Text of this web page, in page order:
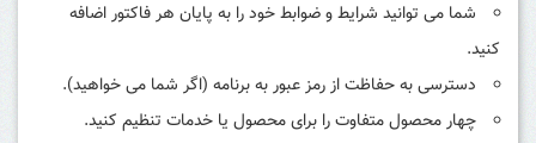
شما می توانید شرایط و ضوابط خود را به پایان هر فاکتور اضافه
کنید.
دسترسی به حفاظت از رمز عبور به برنامه (اگر شما می خواهید).
چهار محصول متفاوت را برای محصول یا خدمات تنظیم کنید.